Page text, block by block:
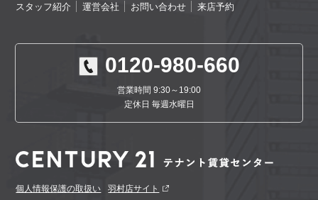
スタッフ紹介
運営会社 お問い合わせ 来店予約
0120-980-660
営業時間 9:30～19:00
定休日 毎週水曜日
個人情報保護の取扱い 羽村店サイト